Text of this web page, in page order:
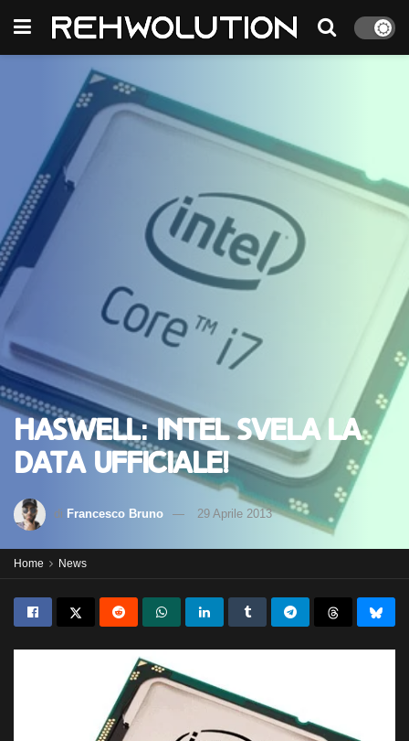
Haswell: Intel svela la
data ufficiale!
di Francesco Bruno 29 Aprile 2013
Home News